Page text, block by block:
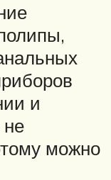
и
можно